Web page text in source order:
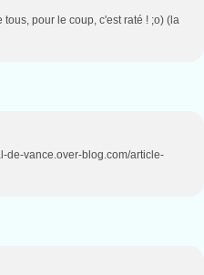
pour le coup, c'est raté ! ;o) (la
de-vance.over-blog.com/article-